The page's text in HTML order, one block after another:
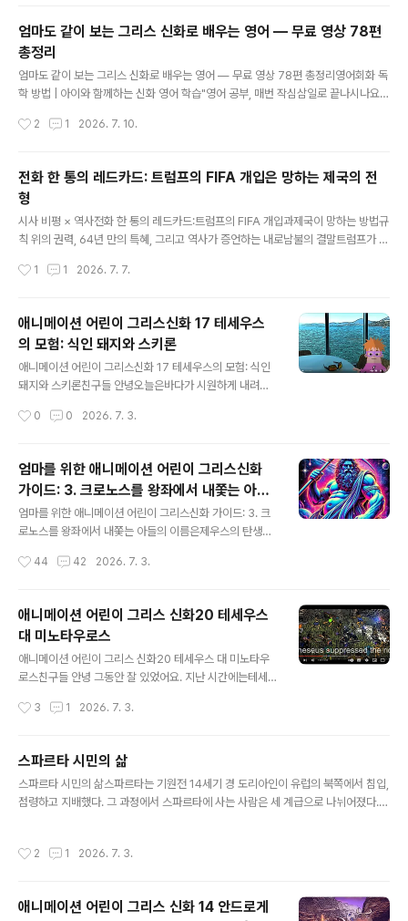
다 훨씬 많은 전함을 갖고 있었으므로 그리스 해군의 분투에도 불구하고 피해만 커질
뿐 승부가 나지 않았다.그러던 중 테르모필라에가 크세르크세스 손..
엄마도 같이 보는 그리스 신화로 배우는 영어 — 무료 영상 78편
총정리
엄마도 같이 보는 그리스 신화로 배우는 영어 — 무료 영상 78편 총정리영어회화 독
학 방법 | 아이와 함께하는 신화 영어 학습"영어 공부, 매번 작심삼일로 끝나시나요?"
저도 그랬습니다. 대학에서 학생들을 가르치면서도, 정작 '재미있게 영어를 익히는
날, 깨달았습니다."이야기 속에서 배운 단어는 절대 잊히지 않는다."판도라가 상자를
열 때의 긴장감, 이카루스가 태양을 향해 날아오를 때의 설렘 — 그 감정과 함께 기억
된 영어 표현은 단어장의 수십 번 반복보다 강력했습니다.그래서 직접 만들었습니다.
영어·한국어 이중 자막이 달린 그리스 신화 영상 7..
2 1 2026. 7. 10.
전화 한 통의 레드카드: 트럼프의 FIFA 개입은 망하는 제국의 전
형
시사 비평 × 역사전화 한 통의 레드카드:트럼프의 FIFA 개입과제국이 망하는 방법규
칙 위의 권력, 64년 만의 특혜, 그리고 역사가 증언하는 내로남불의 결말트럼프가 FI
후 64년 만의 특혜. 로마 황제 카라칼라, 나폴레옹의 자기 대관식, 영국 제국의 아편
7월 1일, 북중미 월드컵 32강전. 미국 대표팀의 에이스 폴라린 발로건이 보스니아
헤르체고비나 선수의 발목을 밟아 레드카드를 받았다. VAR 판독까지 거친 정당한
퇴장이었다. 규칙대로라면 다음 경기 출전 정지. 월드컵 역사상 예외는 없었다.그런
데 예외가 생겼다.64년월드컵에서 퇴장 선수..
1 1 2026. 7. 7.
애니메이션 어린이 그리스신화 17 테세우스
의 모험: 식인 돼지와 스키론
애니메이션 어린이 그리스신화 17 테세우스의 모험: 식인
돼지와 스키론친구들 안녕오늘은바다가 시원하게 내려다
의 미노타우로스 얘기를 했죠. 미노타우로스 가 어떻게 태
변한 제우스의 등에 타고 크레타 섬에 와서 미노스 왕을 낳
은이야기 도 했어요. 에우로폐의 남자 형제들이아버지가
동생을 찾아오라는 명령을내린 걸 따르기 위해서유럽 전체
를 돌아 다니다가 도시들을 건설한 이야기 도 했죠. 결국 그
남자 형제들은에우로페를 찾지 못했기 때문에 아무도아버
기로 다시 돌아가려고 그래요. 테세우스가 트로이젠에서
0 0 2026. 7. 3.
엄마를 위한 애니메이션 어린이 그리스신화
가이드: 3. 크로노스를 왕좌에서 내쫓는 아들
의 이름은...
엄마를 위한 애니메이션 어린이 그리스신화 가이드: 3. 크
로노스를 왕좌에서 내쫓는 아들의 이름은제우스의 탄생과
기로 가득합니다. 예언에 따르면 크로노스는 자신의 자식
막내 제우스는 아비의 뱃 속에 갇히지 않습니다. 어쩐 일일
까요?엄마 레아는 제우스를 몰래 크레타 섬의 동굴에 숨기
고 신화 속 요정들에 의해 길러졌고, 성인이 되자 자신의 운
명을 이룰 준비를 합니다. 제우스는 아버지 크로노스의 배
로노스를 이겼을까요?이 이야기는 복잡한 가족 관계와 권
44 42 2026. 7. 3.
애니메이션 어린이 그리스 신화20 테세우스
대 미노타우로스
애니메이션 어린이 그리스 신화20 테세우스 대 미노타우
로스친구들 안녕 그동안 잘 있었어요. 지난 시간에는테세
얘기 됐지요.이 내용은 아래의 링크에서 동영상으로 볼 수
QZI구독도 신청해 주세요.그래서 이제 아테네의 왕자가 됐
어요.그런데아테네가 조금 어지러웠던 이유는테세우스의
삼춘 팔라스 때문이었어요.아이게우스 왕의 동생이죠이 팔
라스 한테는오십 명이나 되는 아들이 있었어요.근데 이 팔
했지만아직 어렸잖아요. 그래서 자기 아들이 당연히 왕이
3 1 2026. 7. 3.
스파르타 시민의 삶
스파르타 시민의 삶스파르타는 기원전 14세기 경 도리아인이 유럽의 북쪽에서 침입,
점령하고 지배했다. 그 과정에서 스파르타에 사는 사람은 세 계급으로 나뉘어졌다.제
코스'라고제2계급은 주변에 사는 사람들이란 뜻의 '페리오이코스'라고 불리는 계급
선 에피바스테스 epibastes로 복무하기도 하였다. 상당한 자유를 누린 이 계급은
몰락한 도리아 족이나 도리아 인에게 크게 저항하지 않은 아카이아 인으로 구성되었
2 1 2026. 7. 3.
애니메이션 어린이 그리스 신화 14 안드로게